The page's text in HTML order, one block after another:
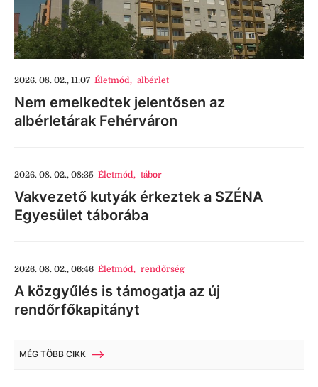
2026. 08. 02., 11:07 Életmód, albérlet
Nem emelkedtek jelentősen az
albérletárak Fehérváron
2026. 08. 02., 08:35 Életmód, tábor
Vakvezető kutyák érkeztek a SZÉNA
Egyesület táborába
2026. 08. 02., 06:46 Életmód, rendőrség
A közgyűlés is támogatja az új
rendőrfőkapitányt
MÉG TÖBB CIKK